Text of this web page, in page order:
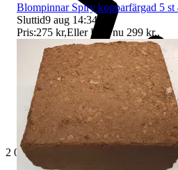
2 057 omdömen
Blompinnar Spiry kopparfärgad 5 st
Sluttid9 aug 14:34
Pris:275 kr,Eller Köp nu 299 kr,.